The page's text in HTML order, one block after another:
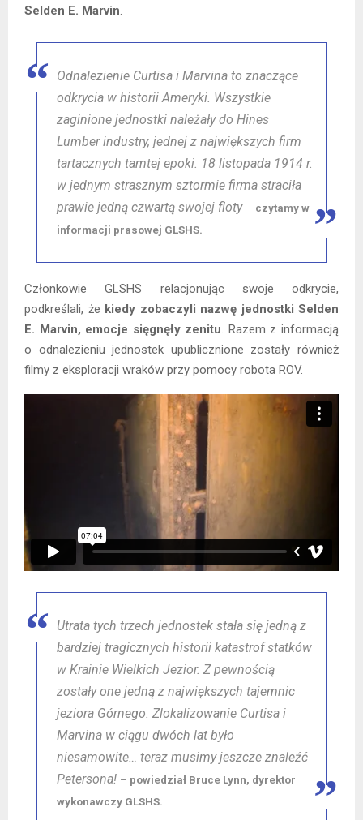
Selden E. Marvin.
Odnalezienie Curtisa i Marvina to znaczące
odkrycia w historii Ameryki. Wszystkie
zaginione jednostki należały do Hines
Lumber industry, jednej z największych firm
tartacznych tamtej epoki. 18 listopada 1914 r.
w jednym strasznym sztormie firma straciła
prawie jedną czwartą swojej floty – czytamy w
informacji prasowej GLSHS.
Członkowie GLSHS relacjonując swoje odkrycie,
podkreślali, że kiedy zobaczyli nazwę jednostki Selden
E. Marvin, emocje sięgnęły zenitu. Razem z informacją
o odnalezieniu jednostek upublicznione zostały również
filmy z eksploracji wraków przy pomocy robota ROV.
Utrata tych trzech jednostek stała się jedną z
bardziej tragicznych historii katastrof statków
w Krainie Wielkich Jezior. Z pewnością
zostały one jedną z największych tajemnic
jeziora Górnego. Zlokalizowanie Curtisa i
Marvina w ciągu dwóch lat było
niesamowite… teraz musimy jeszcze znaleźć
Petersona! – powiedział Bruce Lynn, dyrektor
wykonawczy GLSHS.